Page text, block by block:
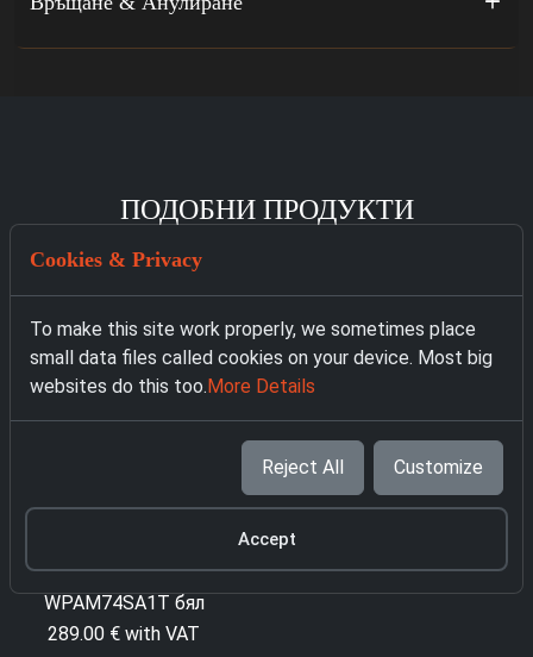
ПОДОБНИ ПРОДУКТИ
4032 Пералня Gorenje
WPAM74SA1T бял
289.00 € with VAT
4107 Пералня Midea
Cookies & Privacy
To make this site work properly, we sometimes place
small data files called cookies on your device. Most big
websites do this too.More Details
Reject All Customize
Accept